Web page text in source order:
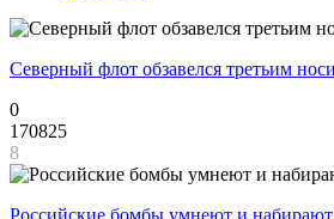
Северный флот обзавелся третьим
0
170825
8